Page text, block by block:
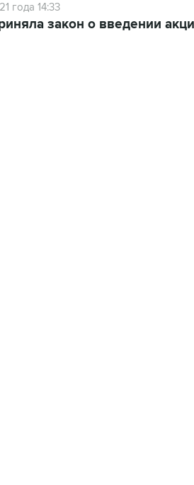
года 14:33
закон о введении